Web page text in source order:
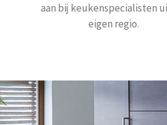
aan bij keukenspecialisten
eigen regio.